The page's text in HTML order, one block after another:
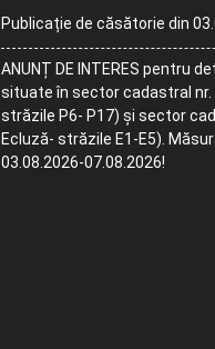
Publicație de căsătorie din
ANUNȚ DE INTERES pentru
situate în sector cadastral nr.
străzile P6- P17) și sector
Ecluză- străzile E1-E5).
03.08.2026-07.08.2026!